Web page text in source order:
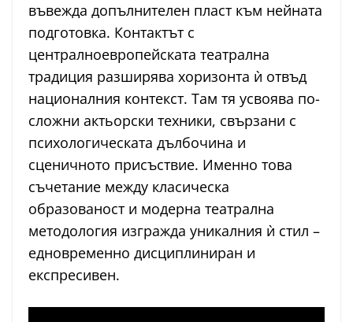
въвежда допълнителен пласт към нейната
подготовка. Контактът с
централноевропейската театрална
традиция разширява хоризонта ѝ отвъд
националния контекст. Там тя усвоява по-
сложни актьорски техники, свързани с
психологическата дълбочина и
сценичното присъствие. Именно това
съчетание между класическа
образованост и модерна театрална
методология изгражда уникалния ѝ стил –
едновременно дисциплиниран и
експресивен.